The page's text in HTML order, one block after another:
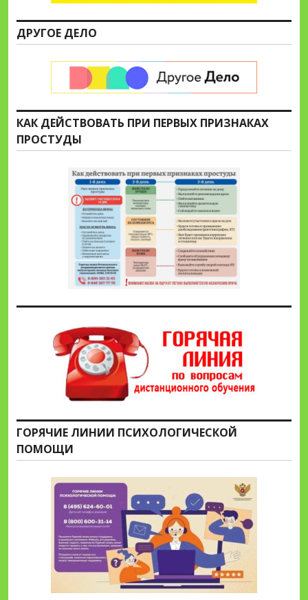
ДРУГОЕ ДЕЛО
КАК ДЕЙСТВОВАТЬ ПРИ ПЕРВЫХ ПРИЗНАКАХ
ПРОСТУДЫ
ГОРЯЧИЕ ЛИНИИ ПСИХОЛОГИЧЕСКОЙ
ПОМОЩИ